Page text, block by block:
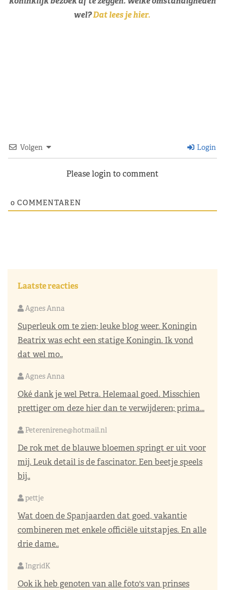
wel?Dat lees je hier.
Volgen Login
Please login to comment
0 COMMENTAREN
Laatste reacties
Agnes Anna
Superleuk om te zien; leuke blog weer. Koningin
Beatrix was echt een statige Koningin. Ik vond
dat wel mo..
Agnes Anna
Oké dank je wel Petra. Helemaal goed. Misschien
prettiger om deze hier dan te verwijderen; prima...
Peterenirene@hotmail.nl
De rok met de blauwe bloemen springt er uit voor
mij. Leuk detail is de fascinator. Een beetje speels
bij..
pettje
Wat doen de Spanjaarden dat goed, vakantie
combineren met enkele officiële uitstapjes. En alle
drie dame..
IngridK
Ook ik heb genoten van alle foto's van prinses